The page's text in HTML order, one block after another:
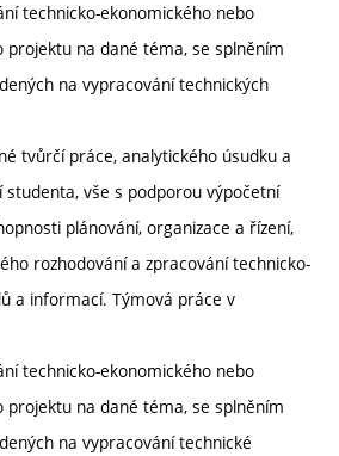
technicko-ekonomického nebo
projektu na dané téma, se splněním
na vypracování technických
tvůrčí práce, analytického úsudku a
studenta, vše s podporou výpočetní
plánování, organizace a řízení,
rozhodování a zpracování technicko-
a informací. Týmová práce v
technicko-ekonomického nebo
projektu na dané téma, se splněním
na vypracování technické